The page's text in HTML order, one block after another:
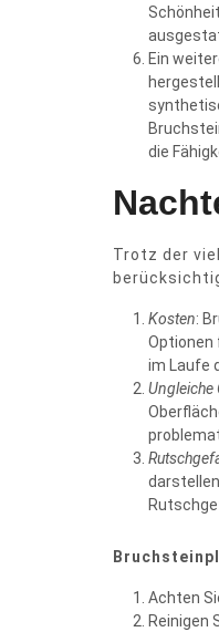
Ein
die
Trotz der
Kosten:
Optionen
im Laufe
Ungleiche
Achten
Reinigen